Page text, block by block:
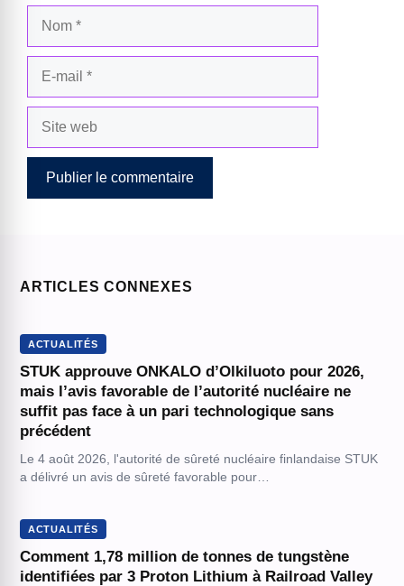
ARTICLES CONNEXES
ACTUALITÉS
STUK approuve ONKALO d’Olkiluoto pour 2026,
mais l’avis favorable de l’autorité nucléaire ne
suffit pas face à un pari technologique sans
précédent
Le 4 août 2026, l'autorité de sûreté nucléaire finlandaise STUK
a délivré un avis de sûreté favorable pour…
ACTUALITÉS
Comment 1,78 million de tonnes de tungstène
identifiées par 3 Proton Lithium à Railroad Valley